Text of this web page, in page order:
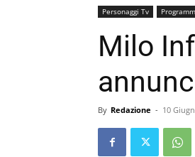
Personaggi Tv
Milo
By Redazione - 10